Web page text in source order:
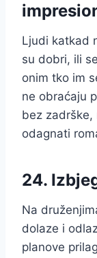
Ljudi katkad
su dobri, ili
onim tko im
ne obraćaju
bez zadrške,
odagnati
24.
Na
dolaze i
planove